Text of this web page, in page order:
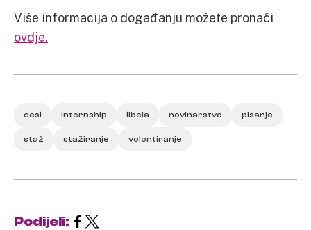
Više informacija o događanju možete pronaći
ovdje.
cesi internship libela novinarstvo pisanje
staž stažiranje volontiranje
Podijeli: